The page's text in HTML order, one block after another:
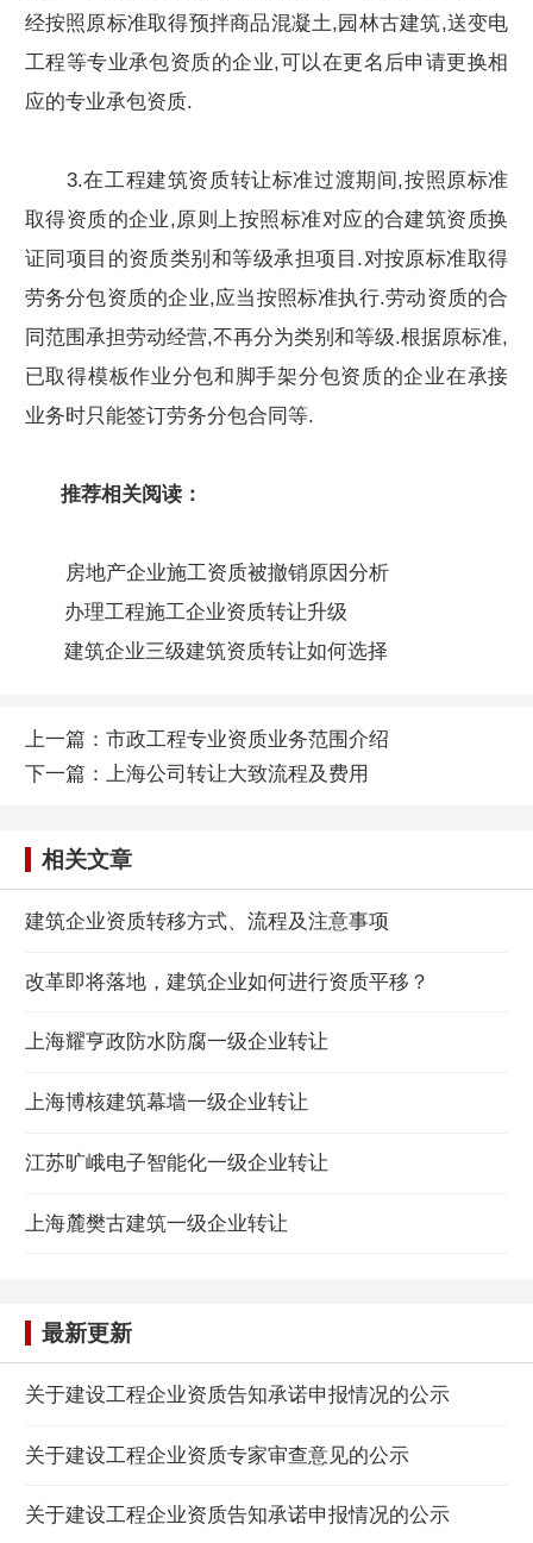
经按照原标准取得预拌商品混凝土,园林古建筑,送变电
工程等专业承包资质的企业,可以在更名后申请更换相
应的专业承包资质.
3.在工程建筑资质转让标准过渡期间,按照原标准
取得资质的企业,原则上按照标准对应的合建筑资质换
证同项目的资质类别和等级承担项目.对按原标准取得
劳务分包资质的企业,应当按照标准执行.劳动资质的合
同范围承担劳动经营,不再分为类别和等级.根据原标准,
已取得模板作业分包和脚手架分包资质的企业在承接
业务时只能签订劳务分包合同等.
推荐相关阅读：
房地产企业施工资质被撤销原因分析
办理工程施工企业资质转让升级
建筑企业三级建筑资质转让如何选择
上一篇： 市政工程专业资质业务范围介绍
下一篇：
上海公司转让大致流程及费用
相关文章
建筑企业资质转移方式、流程及注意事项
改革即将落地，建筑企业如何进行资质平移？
上海耀亨政防水防腐一级企业转让
上海博核建筑幕墙一级企业转让
江苏旷峨电子智能化一级企业转让
上海麓樊古建筑一级企业转让
最新更新
关于建设工程企业资质告知承诺申报情况的公示
关于建设工程企业资质专家审查意见的公示
关于建设工程企业资质告知承诺申报情况的公示